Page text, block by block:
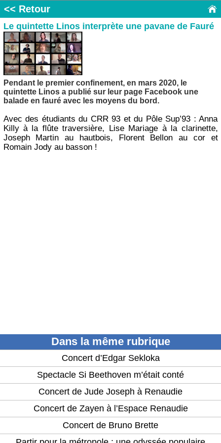
<< Retour
Le quintette Linos interprète une pavane de Fauré
Pendant le premier confinement, en mars 2020, le
quintette Linos a publié sur leur page Facebook une
balade en fauré avec les moyens du bord.
Avec des étudiants du CRR 93 et du Pôle Sup’93 : Anna
Killy à la flûte traversière, Lise Mariage à la clarinette,
Joseph Martin au hautbois, Florent Bellon au cor et
Romain Jody au basson !
Dans la même rubrique
Concert d’Edgar Sekloka
Spectacle Si Beethoven m’était conté
Concert de Jude Joseph à Renaudie
Concert de Zayen à l’Espace Renaudie
Concert de Bruno Brette